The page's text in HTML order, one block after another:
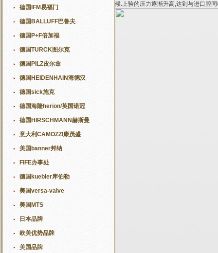
德国IFM易福门
德国BALLUFF巴鲁夫
德国P+F倍加福
德国TURCK图尔克
德国PILZ皮尔兹
德国HEIDENHAIN海德汉
德国sick施克
德国海隆herion/英国诺冠
德国HIRSCHMANN赫斯曼
意大利CAMOZZI康茂盛
美国banner邦纳
FIFE办事处
德国kuebler库伯勒
美国versa-valve
美国MTS
日本品牌
欧美优势品牌
美国品牌
候.上验的压力逐渐升高,达到与进口腔